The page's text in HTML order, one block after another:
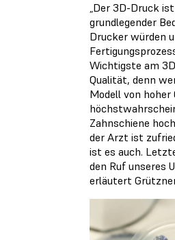
„Der 3D-Druck
grundlegender
Drucker würden
Wichtigste am
Qualität, denn
Modell von
Zahnschiene
der Arzt ist
ist es auch.
den Ruf unseres
erläutert